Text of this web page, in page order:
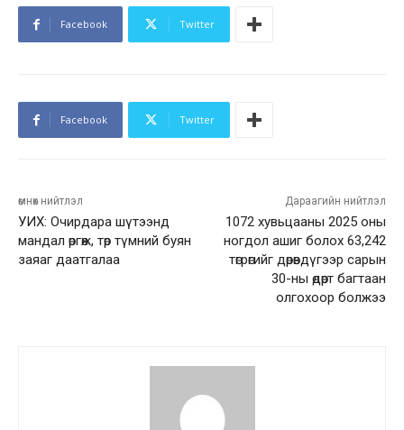
Facebook Twitter
Facebook Twitter
өмнөх нийтлэл
УИХ: Очирдара шүтээнд
мандал өргөж, төр түмний буян
заяаг даатгалаа
Дараагийн нийтлэл
1072 хувьцааны 2025 оны
ногдол ашиг болох 63,242
төгрөгийг дөрөвдүгээр сарын
30-ны өдөрт багтаан
олгохоор болжээ